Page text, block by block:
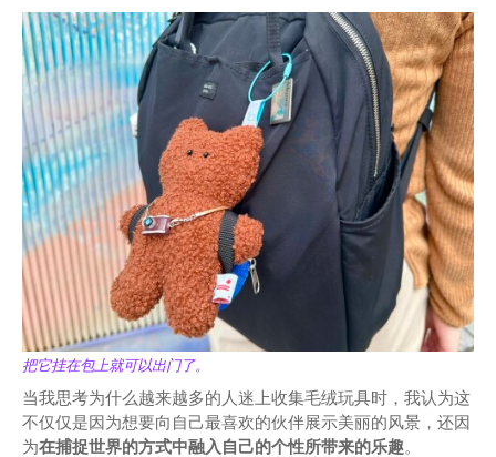
把它挂在包上就可以出门了。
当我思考为什么越来越多的人迷上收集毛绒玩具时，我认为这
不仅仅是因为想要向自己最喜欢的伙伴展示美丽的风景，还因
为在捕捉世界的方式中融入自己的个性所带来的乐趣。